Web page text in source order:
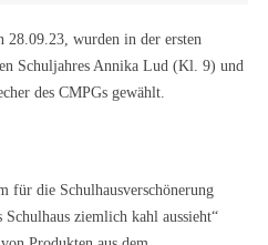
28.09.23, wurden in der ersten
Schuljahres Annika Lud (Kl. 9) und
des CMPGs gewählt.
für die Schulhausverschönerung
Schulhaus ziemlich kahl aussieht“